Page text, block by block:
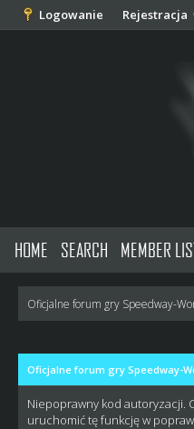
Logowanie Rejestracja
HOME SEARCH MEMBER
Oficjalne forum gry Speedway-
Oficjalne forum gry Speedway-
Niepoprawny kod autoryzacji.
uruchomić tę funkcję w